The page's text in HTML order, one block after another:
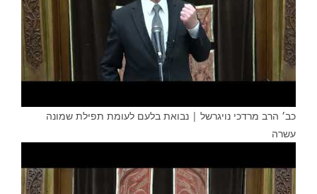
כב׳ הרב מרדכי נויגרשל | נבואת בלעם לעומת תפילת שמונה
עשרה